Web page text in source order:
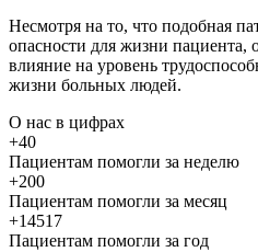
Несмотря на то, что подобная
опасности для жизни пациента,
влияние на уровень
жизни больных людей.
О нас в цифрах
+40
Пациентам помогли за неделю
+200
Пациентам помогли за месяц
+14517
Пациентам помогли за год